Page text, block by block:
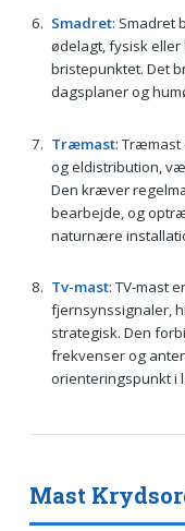
Smadret: Smadret
ødelagt, fysisk
bristepunktet. Det
dagsplaner og
Træmast: Træmast
og eldistribution,
Den kræver
bearbejde, og
naturnære
Tv-mast: TV-mast
fjernsynssignaler,
strategisk. Den
frekvenser og
orienteringspunkt i
Mast